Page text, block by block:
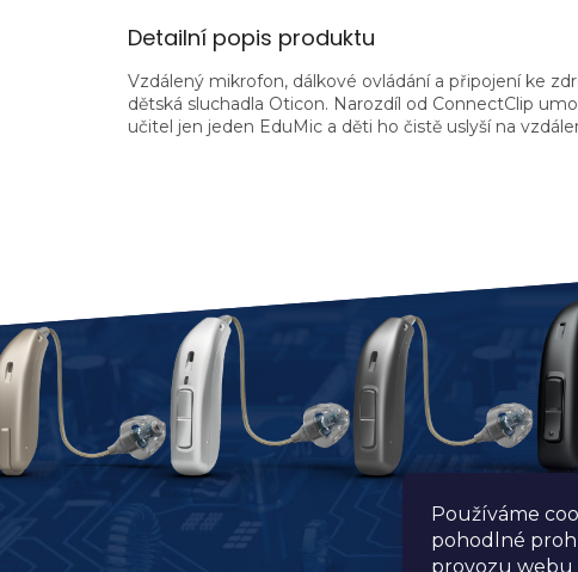
Používáme
pohodlné
provozu webu
Detailní popis produktu
Vzdálený mikrofon, dálkové ovládání a připojení ke
dětská sluchadla Oticon. Narozdíl od ConnectClip
učitel jen jeden EduMic a děti ho čistě uslyší na